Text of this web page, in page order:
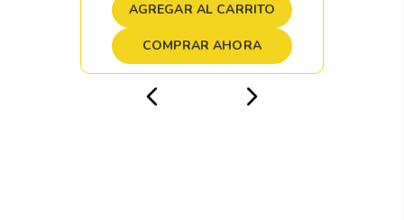
AGREGAR AL CARRITO
COMPRAR AHORA